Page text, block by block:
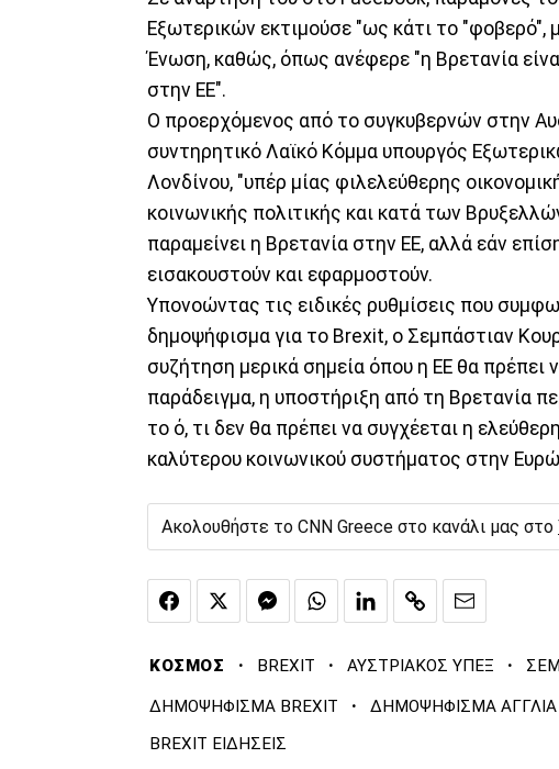
Εξωτερικών εκτιμούσε "ως κάτι το "φοβερό",
Ένωση, καθώς, όπως ανέφερε "η Βρετανία
στην ΕΕ".
Ο προερχόμενος από το συγκυβερνών στην
συντηρητικό Λαϊκό Κόμμα υπουργός
Λονδίνου, "υπέρ μίας φιλελεύθερης
κοινωνικής πολιτικής και κατά των
παραμείνει η Βρετανία στην ΕΕ, αλλά εάν
εισακουστούν και εφαρμοστούν.
Υπονοώντας τις ειδικές ρυθμίσεις που
δημοψήφισμα για το Brexit, ο Σεμπάστιαν
συζήτηση μερικά σημεία όπου η ΕΕ θα πρέπει
παράδειγμα, η υποστήριξη από τη Βρετανία
το ό, τι δεν θα πρέπει να συγχέεται η
καλύτερου κοινωνικού συστήματος στην
Ακολουθήστε το CNN Greece στο κανάλι μας στο
ΚΟΣΜΟΣ · BREXIT · ΑΥΣΤΡΙΑΚΟΣ ΥΠΕΞ ·
ΔΗΜΟΨΗΦΙΣΜΑ BREXIT · ΔΗΜΟΨΗΦΙΣΜΑ ΑΓΓΛΙΑ
BREXIT ΕΙΔΗΣΕΙΣ